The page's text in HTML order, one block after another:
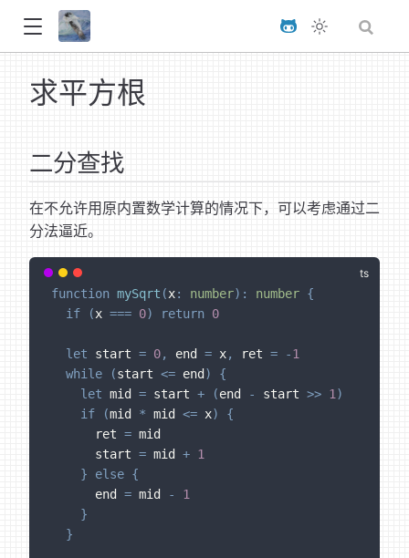
求平方根
二分查找
在不允许用原内置数学计算的情况下，可以考虑通过二
分法逼近。
function mySqrt (x: number) : number {
if
(x === 0) return 0
let start = 0, end = x, ret = -1
while
(start <= end )
{
let mid = start + (end - start >> 1 )
if
(mid * mid <= x)
{
      ret
= mid
      start
= mid + 1
}
else {
      end
= mid -
1
}
}